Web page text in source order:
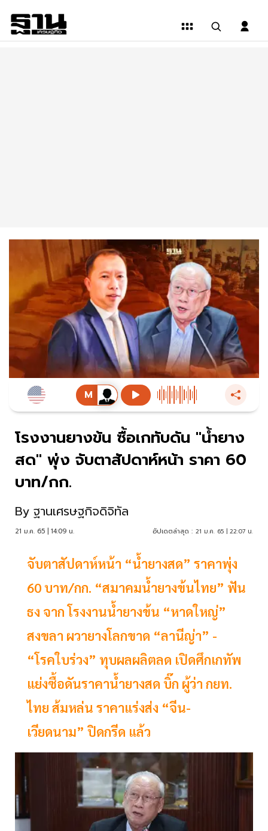
โรงงานยางข้น ซื้อเกทับดัน "น้ำยาง
สด" พุ่ง จับตาสัปดาห์หน้า ราคา 60
บาท/กก.
By ฐานเศรษฐกิจดิจิทัล
21 ม.ค. 65 | 14:09 น. อัปเดตล่าสุด : 21 ม.ค. 65 | 22:07 น.
จับตาสัปดาห์หน้า “น้ำยางสด” ราคาพุ่ง
60 บาท/กก. “สมาคมน้ำยางข้นไทย” ฟัน
ธง จาก โรงงานน้ำยางข้น “หาดใหญ่”
สงขลา ผวายางโลกขาด “ลานีญ่า” -
“โรคใบร่วง” ทุบผลผลิตลด เปิดศึกเกทัพ
แย่งซื้อดันราคาน้ำยางสด บิ๊ก ผู้ว่า กยท.
ไทย ส้มหล่น ราคาแร่งส่ง “จีน-
เวียดนาม” ปิดกรีด แล้ว